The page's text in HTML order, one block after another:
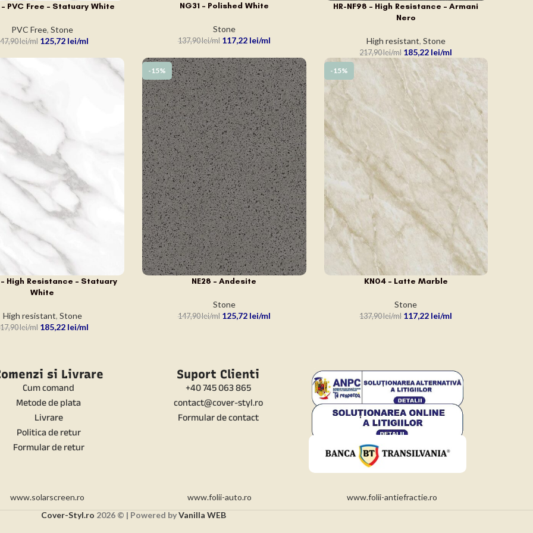
COȘ
– PVC Free – Statuary White
PVC Free,Stone
lei 125,72 lei
ADAUGĂ ÎN COȘNG31 – Polished White
Stone
137,90lei 117,22 lei
ADAUGĂ ÎN COȘ
HR-NF98 – High Resistance – Armani
Nero
High resistant, Stone
217,90lei 185,22 lei
COȘ
– High Resistance – Statuary
White
High resistant, Stone
lei 185,22 lei
-15%
ADAUGĂ ÎN COȘNE28 – Andesite
Stone
147,90lei 125,72 lei
-15%
ADAUGĂ ÎN COȘKN04 – Latte Marble
Stone
137,90lei 117,22 lei
si Livrare
Cum comand
Metode de plata
Livrare
Politica de retur
Formular de retur
Suport Clienti
+40 745 063 865
contact@cover-styl.ro
Formular de contact
www.solarscreen.ro www.folii-auto.ro
www.folii-antiefractie.ro
Cover-Styl.ro 2026 © | Powered byVanilla WEB